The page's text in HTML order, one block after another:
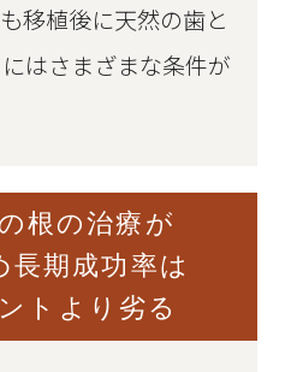
移植後に天然の歯と
はさまざまな条件が
根の治療が
長期成功率は
トより劣る